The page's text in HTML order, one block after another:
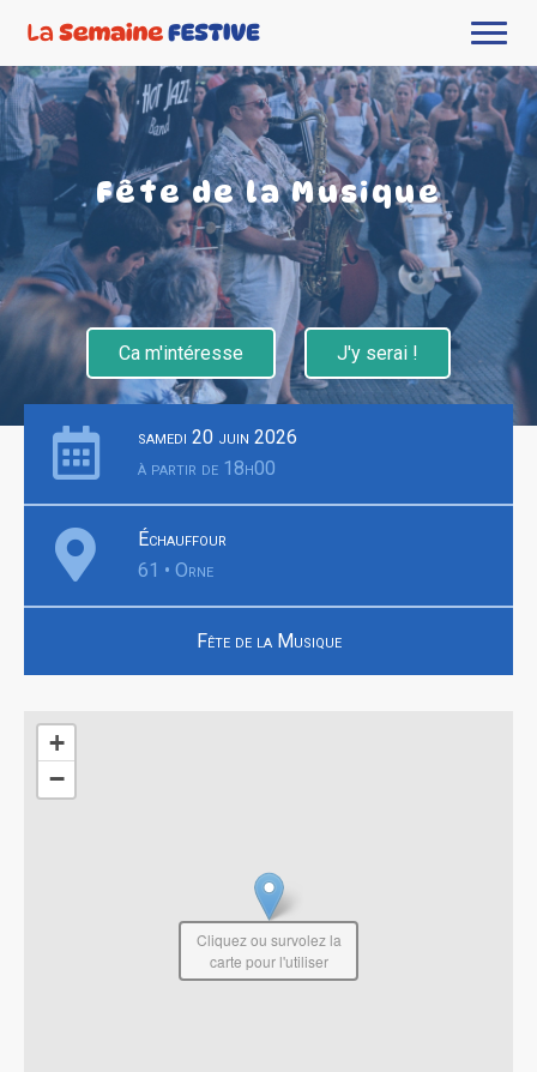
Fête de la Musique
Ca m'intéresse J'y serai !
samedi 20 juin 2026
à partir de 18h00
Échauffour
61 • Orne
Fête de la Musique
+
−
Cliquez ou survolez la
carte pour l'utiliser